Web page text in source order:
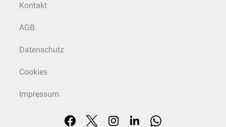
Kontakt
AGB
Datenschutz
Cookies
Impressum